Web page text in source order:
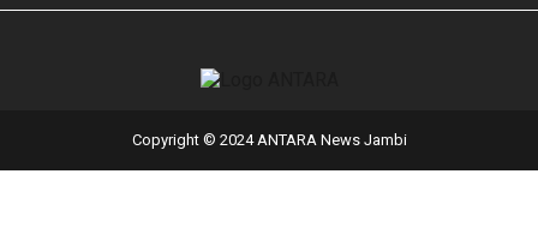
Copyright © 2024 ANTARA News Jambi